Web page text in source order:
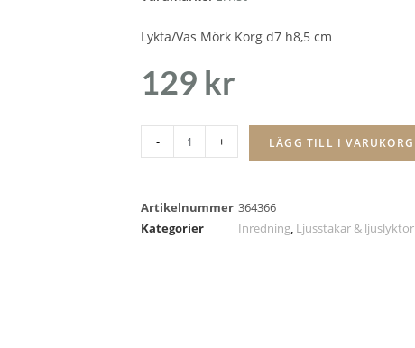
Lykta/Vas Mörk Korg d7 h8,5 cm
129 kr
- + LÄGG TILL I VARUKORG
Artikelnummer 364366
Kategorier
Inredning, Ljusstakar & ljuslyktor